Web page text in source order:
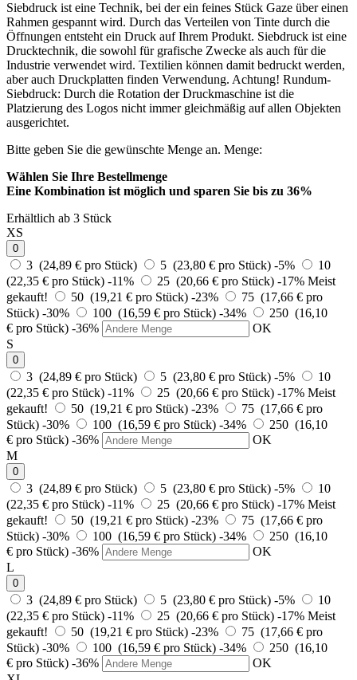
Siebdruck ist eine Technik, bei der ein feines Stück Gaze über einen
Rahmen gespannt wird. Durch das Verteilen von Tinte durch die
Öffnungen entsteht ein Druck auf Ihrem Produkt. Siebdruck ist eine
Drucktechnik, die sowohl für grafische Zwecke als auch für die
Industrie verwendet wird. Textilien können damit bedruckt werden,
aber auch Druckplatten finden Verwendung. Achtung! Rundum-
Siebdruck: Durch die Rotation der Druckmaschine ist die
Platzierung des Logos nicht immer gleichmäßig auf allen Objekten
ausgerichtet.
Bitte geben Sie die gewünschte Menge an. Menge:
Wählen Sie Ihre Bestellmenge
Eine Kombination ist möglich und sparen Sie bis zu 36%
Erhältlich ab 3 Stück
XS
0
3 (24,89 € pro Stück) 5 (23,80 € pro Stück) -5%
10
(22,35 € pro Stück) -11% 25 (20,66 € pro Stück) -17% Meist
gekauft!
50 (19,21 € pro Stück) -23%
75 (17,66 € pro
Stück) -30% 100 (16,59 € pro Stück) -34%
250 (16,10
€ pro Stück) -36%
OK
S
0
3 (24,89 € pro Stück) 5 (23,80 € pro Stück) -5%
10
(22,35 € pro Stück) -11% 25 (20,66 € pro Stück) -17% Meist
gekauft!
50 (19,21 € pro Stück) -23%
75 (17,66 € pro
Stück) -30% 100 (16,59 € pro Stück) -34%
250 (16,10
€ pro Stück) -36%
OK
M
0
3 (24,89 € pro Stück) 5 (23,80 € pro Stück) -5%
10
(22,35 € pro Stück) -11% 25 (20,66 € pro Stück) -17% Meist
gekauft!
50 (19,21 € pro Stück) -23%
75 (17,66 € pro
Stück) -30% 100 (16,59 € pro Stück) -34%
250 (16,10
€ pro Stück) -36%
OK
L
0
3 (24,89 € pro Stück) 5 (23,80 € pro Stück) -5%
10
(22,35 € pro Stück) -11% 25 (20,66 € pro Stück) -17% Meist
gekauft!
50 (19,21 € pro Stück) -23%
75 (17,66 € pro
Stück) -30% 100 (16,59 € pro Stück) -34%
250 (16,10
€ pro Stück) -36%
OK